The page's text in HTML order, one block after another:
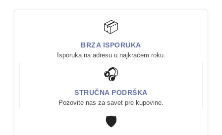
📦
BRZA ISPORUKA
Isporuka na adresu u najkraćem roku.
🎧
STRUČNA PODRŠKA
Pozovite nas za savet pre kupovine.
🛡️